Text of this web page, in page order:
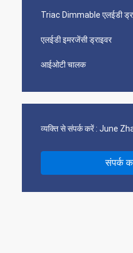
Triac Dimmable एलईडी
एलईडी इमरजेंसी ड्राइवर
आईओटी चालक
व्यक्ति से संपर्क करें : June
संपर्क